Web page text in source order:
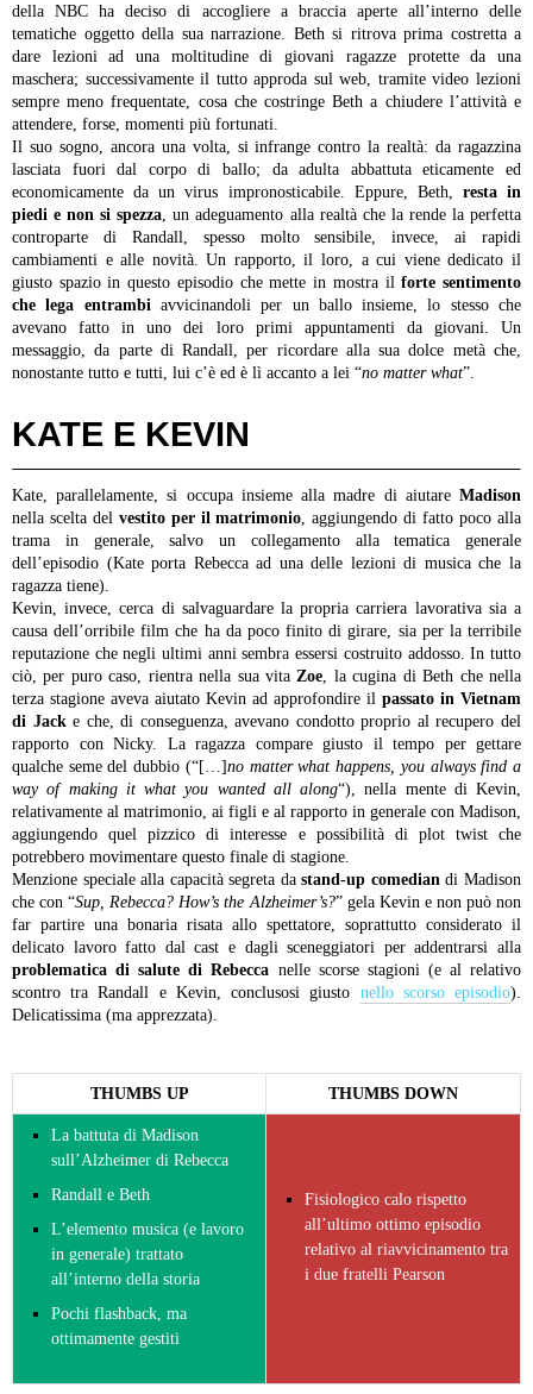
della NBC ha deciso di accogliere a braccia aperte all’interno delle
tematiche oggetto della sua narrazione. Beth si ritrova prima costretta a
dare lezioni ad una moltitudine di giovani ragazze protette da una
maschera; successivamente il tutto approda sul web, tramite video lezioni
sempre meno frequentate, cosa che costringe Beth a chiudere l’attività e
attendere, forse, momenti più fortunati.
Il suo sogno, ancora una volta, si infrange contro la realtà: da ragazzina
lasciata fuori dal corpo di ballo; da adulta abbattuta eticamente ed
economicamente da un virus impronosticabile. Eppure, Beth, resta in
piedi e non si spezza , un adeguamento alla realtà che la rende la perfetta
controparte di Randall, spesso molto sensibile, invece, ai rapidi
cambiamenti e alle novità. Un rapporto, il loro, a cui viene dedicato il
giusto spazio in questo episodio che mette in mostra ilforte sentimento
che lega entrambi avvicinandoli per un ballo insieme, lo stesso che
avevano fatto in uno dei loro primi appuntamenti da giovani. Un
messaggio, da parte di Randall, per ricordare alla sua dolce metà che,
nonostante tutto e tutti, lui c’è ed è lì accanto a lei “no matter what”.
KATE E KEVIN
Kate, parallelamente, si occupa insieme alla madre di aiutare Madison
nella scelta del vestito per il matrimonio , aggiungendo di fatto poco alla
trama in generale, salvo un collegamento alla tematica generale
dell’episodio (Kate porta Rebecca ad una delle lezioni di musica che la
ragazza tiene).
Kevin, invece, cerca di salvaguardare la propria carriera lavorativa sia a
causa dell’orribile film che ha da poco finito di girare, sia per la terribile
reputazione che negli ultimi anni sembra essersi costruito addosso. In tutto
ciò, per puro caso, rientra nella sua vita Zoe , la cugina di Beth che nella
terza stagione aveva aiutato Kevin ad approfondire il passato in Vietnam
di Jacke che, di conseguenza, avevano condotto proprio al recupero del
rapporto con Nicky. La ragazza compare giusto il tempo per gettare
qualche seme del dubbio (“[…]no matter what happens, you always find a
way of making it what you wanted all along“), nella mente di Kevin,
relativamente al matrimonio, ai figli e al rapporto in generale con Madison,
aggiungendo quel pizzico di interesse e possibilità di plot twist che
potrebbero movimentare questo finale di stagione.
Menzione speciale alla capacità segreta dastand-up comedian di Madison
che con “Sup, Rebecca? How’s the Alzheimer’s?” gela Kevin e non può non
far partire una bonaria risata allo spettatore, soprattutto considerato il
delicato lavoro fatto dal cast e dagli sceneggiatori per addentrarsi alla
problematica di salute di Rebecca nelle scorse stagioni (e al relativo
scontro tra Randall e Kevin, conclusosi giusto nello scorso episodio).
Delicatissima (ma apprezzata).
THUMBS UP THUMBS DOWN
La battuta di Madison
sull’Alzheimer di Rebecca
Randall e Beth
L’elemento musica (e lavoro
in generale) trattato
all’interno della storia
Pochi flashback, ma
ottimamente gestiti
Fisiologico calo rispetto
all’ultimo ottimo episodio
relativo al riavvicinamento tra
i due fratelli Pearson